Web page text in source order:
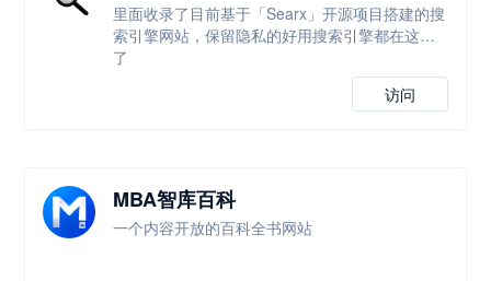
里面收录了目前基于「Searx」开源项目搭建的搜
索引擎网站，保留隐私的好用搜索引擎都在这里
了
访问
MBA智库百科
一个内容开放的百科全书网站